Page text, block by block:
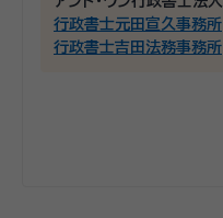
行政書士元田宣久事務所
行政書士吉田法務事務所